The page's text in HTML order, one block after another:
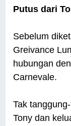
Putus dari
Sebelum
Greivance
hubungan
Carnevale.
Tak
Tony dan